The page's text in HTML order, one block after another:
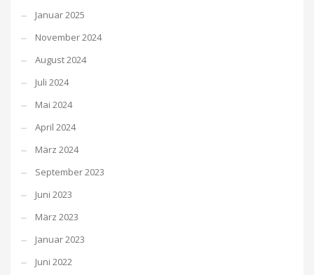
Januar 2025
November 2024
August 2024
Juli 2024
Mai 2024
April 2024
März 2024
September 2023
Juni 2023
März 2023
Januar 2023
Juni 2022